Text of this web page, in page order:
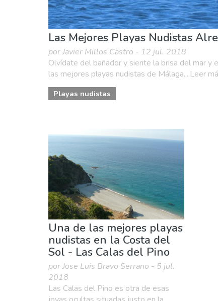
Las Mejores Playas Nudistas
por Javier Millos Castro - 12 jul. 2018
Olvídate del bañador y siente la brisa del mar y
las mejores playas nudistas de Málaga....Leer
Playas nudistas
Una de las mejores playas
nudistas en la Costa del
Sol - Las Calas del Pino
por Jose Luis Bravo Serrano - 5 jul.
2018
Las Calas del Pino es otra de esas